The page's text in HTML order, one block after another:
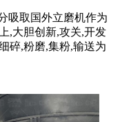
吸取国外立磨机作为
,大胆创新,攻关,开发
碎,粉磨,集粉,输送为